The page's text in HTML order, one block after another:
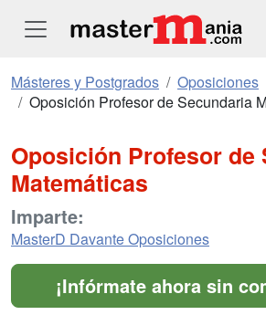
Másteres y Postgrados
Oposiciones
Oposición Profesor de Secundaria
Oposición Profesor de
Matemáticas
Imparte:
MasterD Davante Oposiciones
¡Infórmate ahora sin